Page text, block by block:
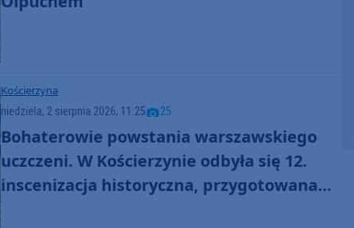
Kościerzyna
niedziela, 2 sierpnia 2026, 11:25 25
Bohaterowie powstania warszawskiego
uczczeni. W Kościerzynie odbyła się 12.
inscenizacja historyczna, przygotowana